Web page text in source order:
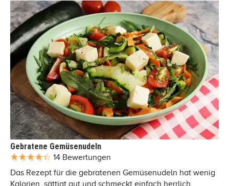
Gebratene Gemüsenudeln
14 Bewertungen
Das Rezept für die gebratenen Gemüsenudeln hat wenig
Kalorien, sättigt gut und schmeckt einfach herrlich.